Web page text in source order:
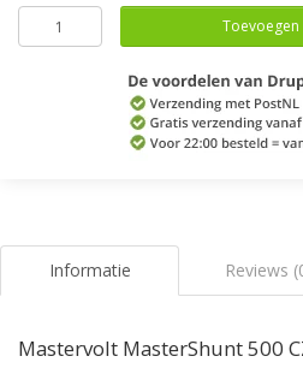
Toevoegen
Informatie Reviews
Mastervolt MasterShunt 500